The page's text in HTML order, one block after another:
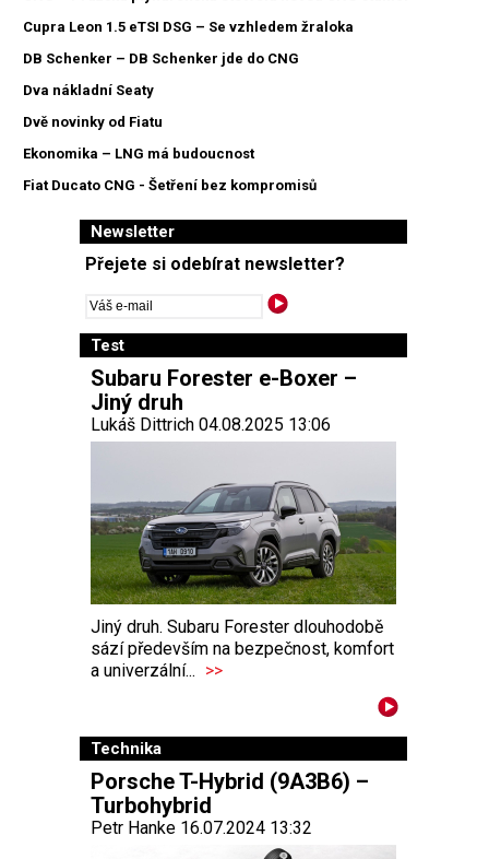
Cupra Leon 1.5 eTSI DSG – Se vzhledem žraloka
DB Schenker – DB Schenker jde do CNG
Dva nákladní Seaty
Dvě novinky od Fiatu
Ekonomika – LNG má budoucnost
Fiat Ducato CNG - Šetření bez kompromisů
Newsletter
Přejete si odebírat newsletter?
Test
Subaru Forester e-Boxer –
Jiný druh
Lukáš Dittrich 04.08.2025 13:06
Jiný druh. Subaru Forester dlouhodobě
sází především na bezpečnost, komfort
a univerzální... >>
Technika
Porsche T-Hybrid (9A3B6) –
Turbohybrid
Petr Hanke 16.07.2024 13:32